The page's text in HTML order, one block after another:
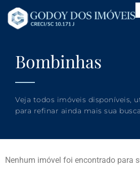
Bombinhas
Veja todos imóveis disponíveis,
para refinar ainda mais sua
Nenhum imóvel foi encontrado para